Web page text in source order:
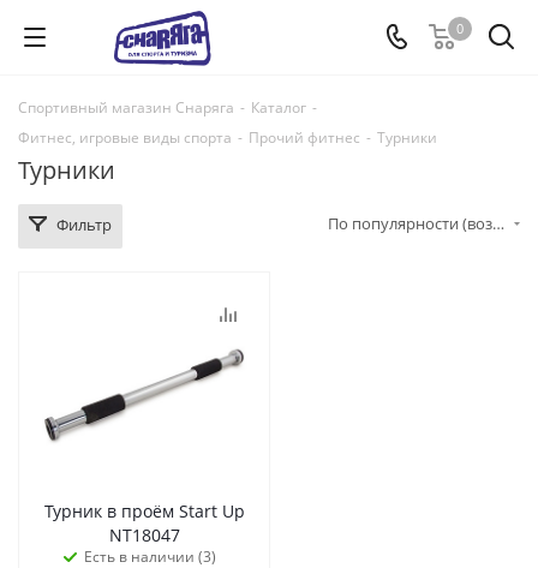
0
Спортивный магазин Снаряга - Каталог -
Фитнес, игровые виды спорта - Прочий фитнес - Турники
Турники
Фильтр По популярности (возрастание)
Турник в проём Start Up
NT18047
Есть в наличии (3)